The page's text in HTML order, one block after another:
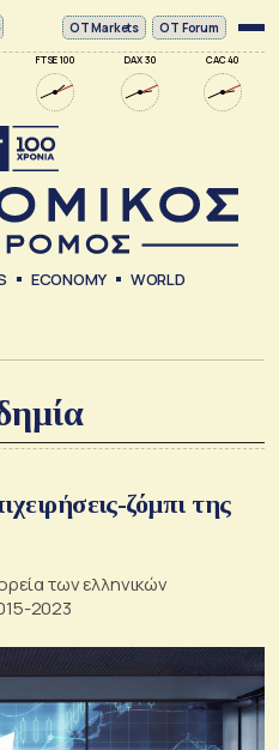
FTSE 100 DAX 30 CAC 40
ΟΤ Markets OT Forum
ECONOMY WORLD
ζόμπι της
των ελληνικών
2023